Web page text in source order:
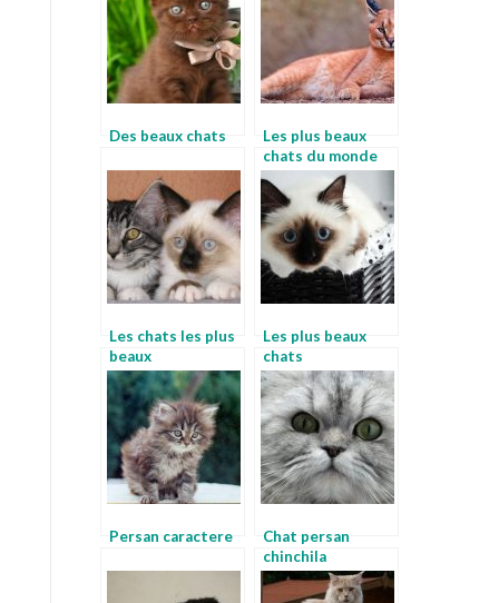
Des beaux chats
Les plus beaux
chats du monde
Les chats les plus
beaux
Les plus beaux
chats
Persan caractere
Chat persan
chinchila